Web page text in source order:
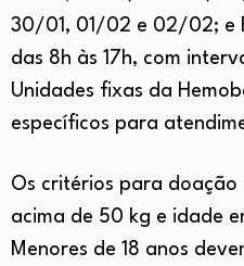
30/01, 01/02 e 02/02; e
das 8h às 17h, com
Unidades fixas da
específicos para
Os critérios para doação
acima de 50 kg e idade
Menores de 18 anos